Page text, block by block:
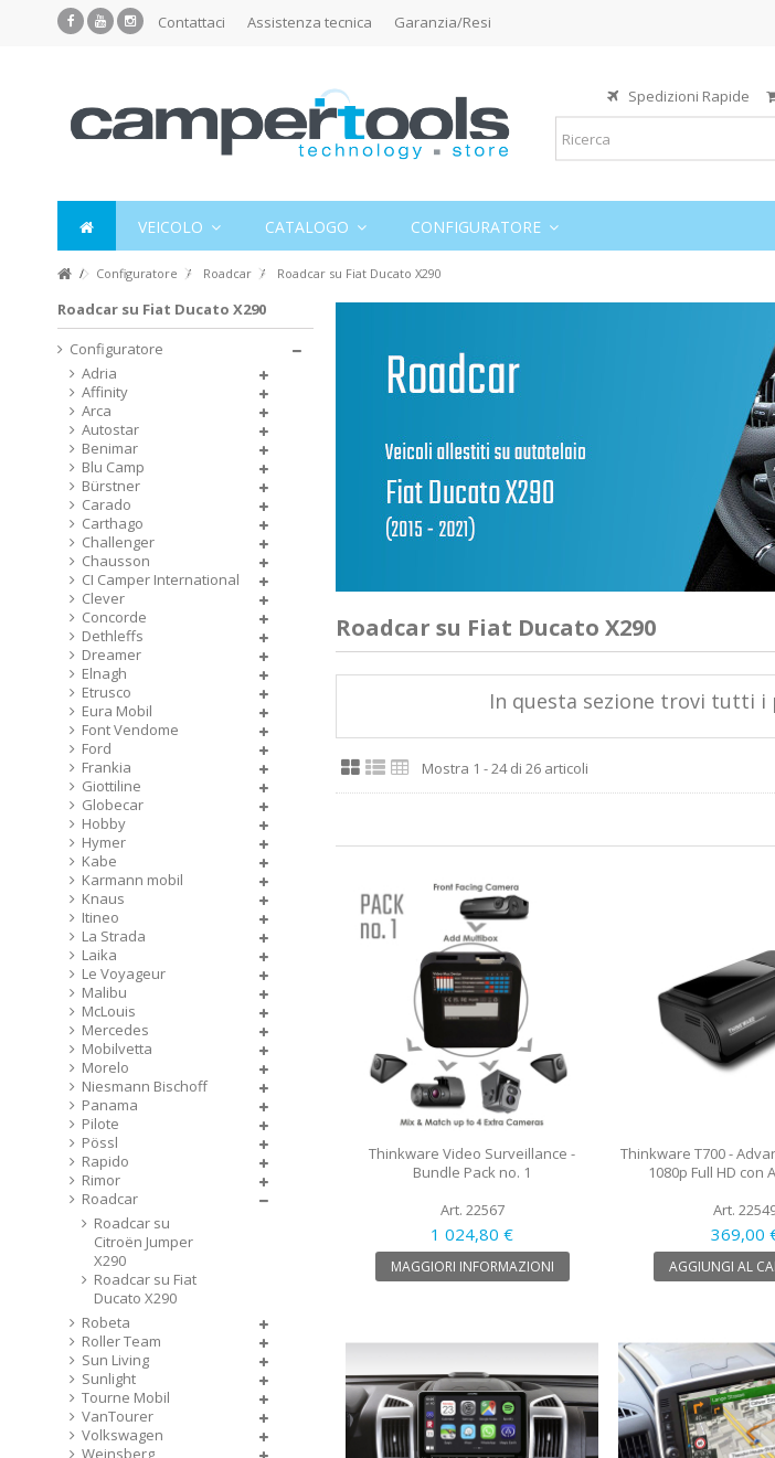
Contattaci Assistenza tecnica Garanzia/Resi
Spedizioni Rapide
VEICOLO CATALOGO CONFIGURATORE
Configuratore Roadcar Roadcar su Fiat Ducato X290
Roadcar su Fiat Ducato X290
In questa sezione trovi tutti
Mostra 1 - 24 di 26 articoli
Thinkware Video Surveillance -
Bundle Pack no. 1
Art. 22567
1 024,80 €
MAGGIORI INFORMAZIONI
Thinkware T700 -
1080p Full HD con
Art.
369,00
AGGIUNGI AL
Roadcar su Fiat Ducato X290
Configuratore
Adria
Affinity
Arca
Autostar
Benimar
Blu Camp
Bürstner
Carado
Carthago
Challenger
Chausson
CI Camper International
Clever
Concorde
Dethleffs
Dreamer
Elnagh
Etrusco
Eura Mobil
Font Vendome
Ford
Frankia
Giottiline
Globecar
Hobby
Hymer
Kabe
Karmann mobil
Knaus
Itineo
La Strada
Laika
Le Voyageur
Malibu
McLouis
Mercedes
Mobilvetta
Morelo
Niesmann Bischoff
Panama
Pilote
Pössl
Rapido
Rimor
Roadcar
Roadcar su
Citroën Jumper
X290
Roadcar su Fiat
Ducato X290
Robeta
Roller Team
Sun Living
Sunlight
Tourne Mobil
VanTourer
Volkswagen
Weinsberg